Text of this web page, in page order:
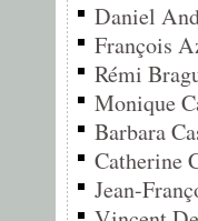
Daniel
François
Rémi
Monique
Barbara
Catherine
Jean-